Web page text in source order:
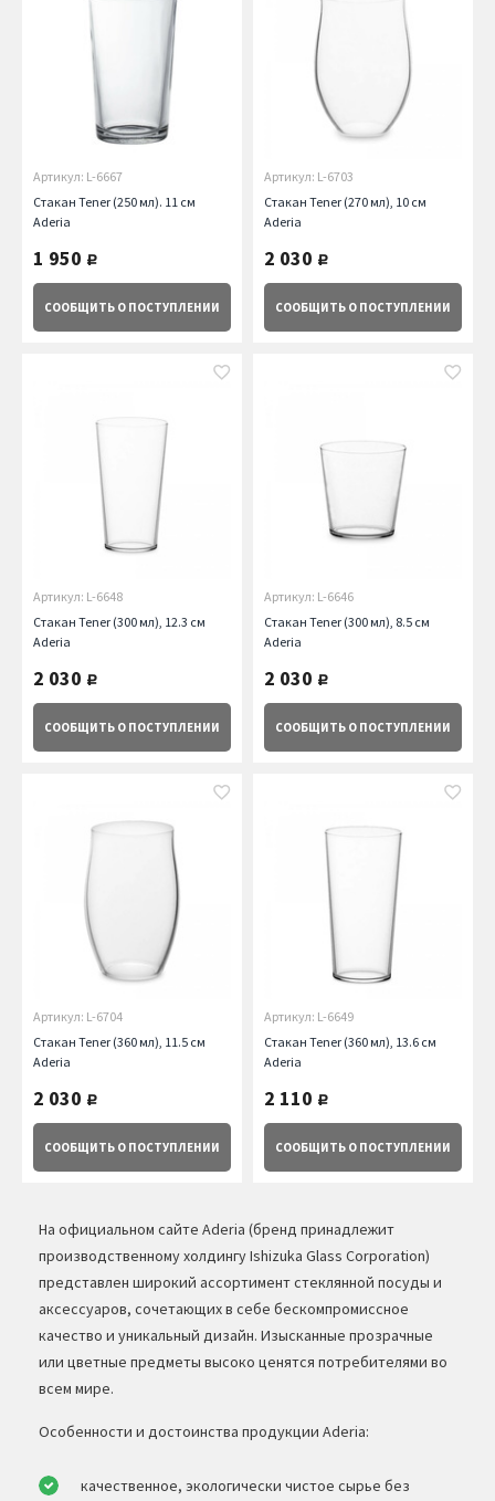
Артикул: L-6667
Стакан Tener (250 мл). 11 см
Aderia
1 950 руб.
СООБЩИТЬ О ПОСТУПЛЕНИИ
Артикул: L-6703
Стакан Tener (270 мл), 10 см
Aderia
2 030 руб.
СООБЩИТЬ О ПОСТУПЛЕНИИ
Артикул: L-6648
Стакан Tener (300 мл), 12.3 см
Aderia
2 030 руб.
СООБЩИТЬ О ПОСТУПЛЕНИИ
Артикул: L-6646
Стакан Tener (300 мл), 8.5 см
Aderia
2 030 руб.
СООБЩИТЬ О ПОСТУПЛЕНИИ
Артикул: L-6704
Стакан Tener (360 мл), 11.5 см
Aderia
2 030 руб.
СООБЩИТЬ О ПОСТУПЛЕНИИ
Артикул: L-6649
Стакан Tener (360 мл), 13.6 см
Aderia
2 110 руб.
СООБЩИТЬ О ПОСТУПЛЕНИИ
На официальном сайте Aderia (бренд принадлежит
производственному холдингу Ishizuka Glass Corporation)
представлен широкий ассортимент стеклянной посуды и
аксессуаров, сочетающих в себе бескомпромиссное
качество и уникальный дизайн. Изысканные прозрачные
или цветные предметы высоко ценятся потребителями во
всем мире.
Особенности и достоинства продукции Aderia:
качественное, экологически чистое сырье без